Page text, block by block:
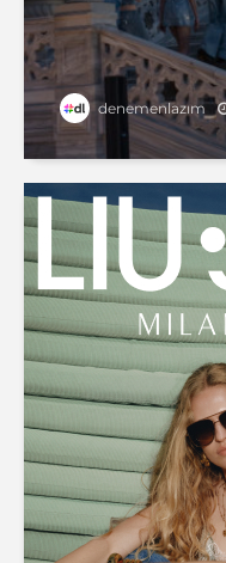
denemenlazım